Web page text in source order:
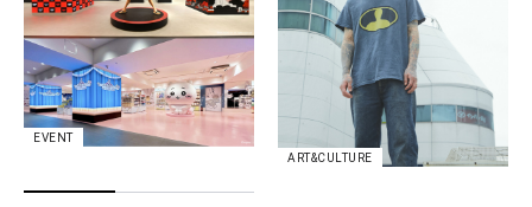
EVENT
ART&CULTURE